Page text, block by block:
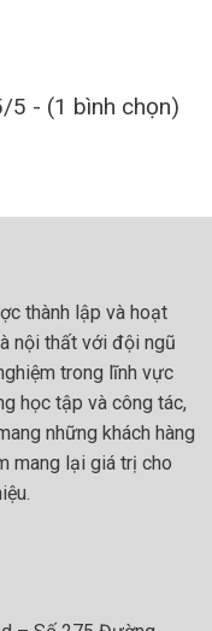
5 - (1 bình chọn)
thành lập và hoạt
nội thất với đội ngũ
trong lĩnh vực
học tập và công tác,
những khách hàng
mang lại giá trị cho